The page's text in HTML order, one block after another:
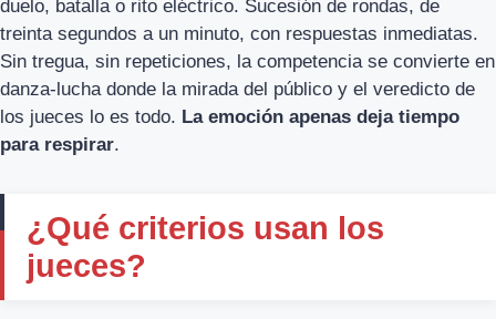
duelo, batalla o rito eléctrico. Sucesión de rondas, de
treinta segundos a un minuto, con respuestas inmediatas.
Sin tregua, sin repeticiones, la competencia se convierte en
danza-lucha donde la mirada del público y el veredicto de
los jueces lo es todo. La emoción apenas deja tiempo
para respirar.
¿Qué criterios usan los
jueces?